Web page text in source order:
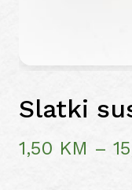
Slatki
1,50 KM –